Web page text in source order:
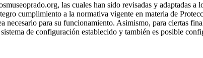
las cuales han sido revisadas y adaptadas a
cumplimiento a la normativa vigente en materia de
para su funcionamiento. Asimismo, para ciertas
de configuración establecido y también es posible